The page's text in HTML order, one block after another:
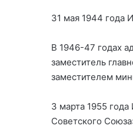
31 мая 1944 года
В 1946-47 годах
заместитель
заместителем
3 марта 1955
Советского